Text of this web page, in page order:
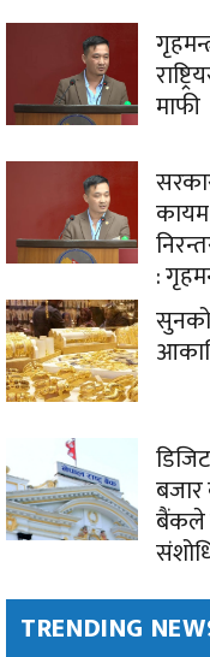
माफी
कायम
:
बजार
बैंकले
TRENDING